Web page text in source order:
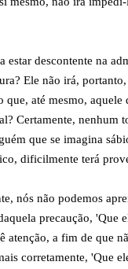
estar descontente na
Ele não irá,
que, até mesmo, aquele
Certamente, nenhum
que se imagina
dificilmente terá
nós não podemos
precaução, 'Que
atenção, a fim de que
corretamente, 'Que